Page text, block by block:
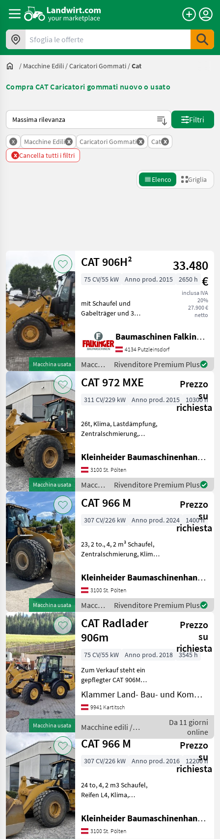
Sfoglia le offerte
/ Macchine Edili /Caricatori Gommati /Cat
Compra CAT Caricatori gommati nuovo o usato
Ecco come viene ordinato su Landwirt.com
Filtri
x Macchine Edili x Caricatori Gommati x Cat x
x Cancella tutti i filtri
Elenco Griglia
Categoria 4 Paese Filtri
PERCORSO
ATTUALE
Macchine
edili
Macchine
Caricatori
Gommati
Cat
SCEGLI
CATEGORIA
CAT
Caterpillar
Kramer
JCB
Liebherr
Volvo
Mostra
tutti
49
MODELLO
906
M
908
M
966
M
MARKETPLACE
Marketplace
Offerte dei
rivenditori
Annunci
Reimposta
Mostra
18
risultati
Macchina usata
CAT 906H²
33.480
€
inclusa IVA
20%
27.900 €
netto
75 CV/55 kW Anno prod. 2015 2650 h
mit Schaufel und
Gabelträger und 3
Betriebsgewicht: 5630kg
Reifen 70% Der CAT 906H2
ist in einem guten
Zustand!! BAUMASCHINEN
FALKING
Baumaschinen Falkinger
4134 Putzleinsdorf
Macchine
edili /
CAT
Rivenditore Premium Plus
Macchina usata
CAT 972 MXE
Prezzo
su
richiesta
311 CV/229 kW Anno prod. 2015 10300 h
26t, Klima, Lastdämpfung,
Zentralschmierung,
m3 Schaufel Macchine edili
Caricatori gommati
Kleinheider Baumaschinenhandel GmbH.
3100 St. Pölten
Macchine
edili /
CAT
Rivenditore Premium Plus
Macchina usata
CAT 966 M
Prezzo
su
richiesta
307 CV/226 kW Anno prod. 2024 1400 h
23, 2 to., 4, 2 m³ Schaufel,
Zentralschmierung, Klima,
Schwingungsdämpfung
Macchine edili Caricatori
gommati
Kleinheider Baumaschinenhandel GmbH.
3100 St. Pölten
Macchine
edili /
CAT
Rivenditore Premium Plus
Macchina usata
CAT Radlader
906m
Prezzo
su
richiesta
75 CV/55 kW Anno prod. 2018
3545 h
Zum Verkauf steht ein
gepflegter CAT 906M
Kompaktradlader aus dem
Baujahr 2018 mit 75 PS (55
kW) und 3.545
Maschine überzeugt durch
ihre komp
Klammer Land- Bau- und Kommunaltechnik
9941 Kartitsch
Macchine edili /
CAT
Da 11 giorni
online
CAT 966 M
Prezzo
su
richiesta
307 CV/226 kW Anno prod. 2016 12200 h
24 to, 4, 2 m3 Schaufel,
Reifen L4, Klima,
Joysticklenkung, 12000 h
großes Service von
Zeppelin durchgeführt,
Kleinheider Baumaschinenhandel GmbH.
3100 St. Pölten